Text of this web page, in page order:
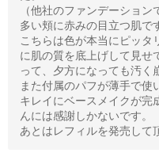
（他社のファンデーショ
多い頬に赤みの目立つ肌で
こちらは色が本当にピッタ
に肌の質を底上げして見せ
って、夕方になっても汚く
また付属のパフが薄手で使
キレイにベースメイクが完
んには感謝しかないです。
あとはレフィルを発売して